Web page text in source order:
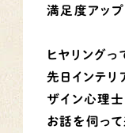
満足度アップ
ヒヤリングっ
先日インテリ
ザイン心理士
お話を伺って